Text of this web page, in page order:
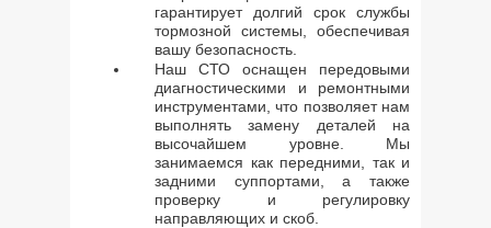
гарантирует долгий срок службы
тормозной системы, обеспечивая
вашу безопасность.
Наш СТО оснащен передовыми
диагностическими и ремонтными
инструментами, что позволяет нам
выполнять замену деталей на
высочайшем уровне. Мы
занимаемся как передними, так и
задними суппортами, а также
проверку и регулировку
направляющих и скоб.